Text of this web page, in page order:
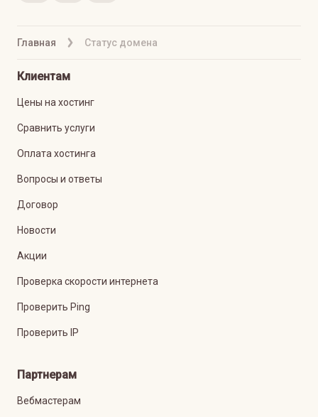
Главная Статус домена
Клиентам
Цены на хостинг
Сравнить услуги
Оплата хостинга
Вопросы и ответы
Договор
Новости
Акции
Проверка скорости интернета
Проверить Ping
Проверить IP
Партнерам
Вебмастерам